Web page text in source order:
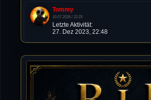
Tommy
10.07.2026 / 22:25
Letzte Aktivität:
27. Dez 2023, 22:48
DieWildeHilde
10.07.2026 / 12:48
Happy Birthday Chickpea
DieWildeHilde